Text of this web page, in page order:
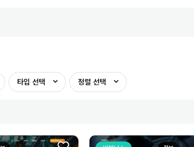
타입 선택 정렬 선택